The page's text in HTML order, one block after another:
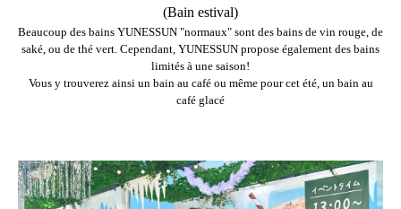
(Bain estival)
Beaucoup des bains YUNESSUN "normaux" sont des bains de vin rouge, de
saké, ou de thé vert. Cependant, YUNESSUN propose également des bains
limités à une saison!
Vous y trouverez ainsi un bain au café ou même pour cet été, un bain au
café glacé